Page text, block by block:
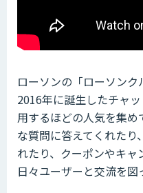
ローソンの「ローソン
2016年に誕生したチャ
用するほどの人気を集め
な質問に答えてくれたり
れたり、クーポンやキャ
日々ユーザーと交流を図